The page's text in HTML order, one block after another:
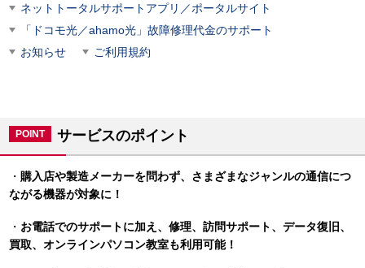
ネットトータルサポートアプリ／ポータルサイト
「ドコモ光／ahamo光」故障修理代金のサポート
お知らせ
ご利用規約
POINT サービスのポイント
・ 購入店や製造メーカーを問わず、さまざまなジャンルの通信につ
ながる機器が対象に！
・ お電話でのサポートに加え、修理、訪問サポート、データ復旧、
買取、オンラインパソコン教室も利用可能！